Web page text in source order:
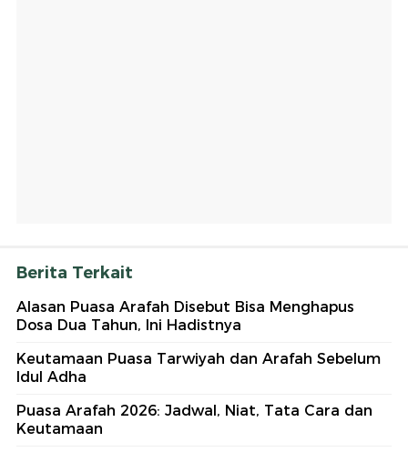
Berita Terkait
Alasan Puasa Arafah Disebut Bisa Menghapus
Dosa Dua Tahun, Ini Hadistnya
Keutamaan Puasa Tarwiyah dan Arafah Sebelum
Idul Adha
Puasa Arafah 2026: Jadwal, Niat, Tata Cara dan
Keutamaan